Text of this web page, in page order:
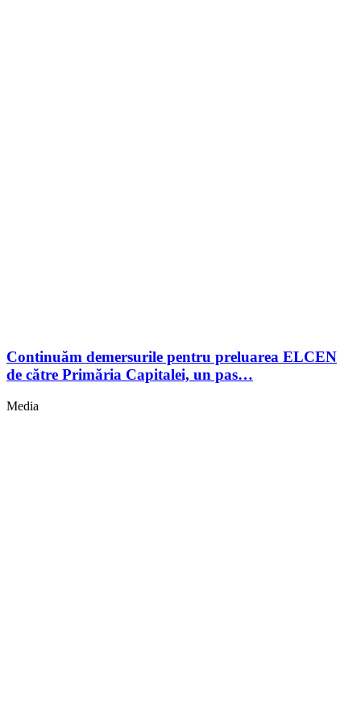
Continuăm demersurile pentru preluarea ELCEN
de către Primăria Capitalei, un pas…
Media